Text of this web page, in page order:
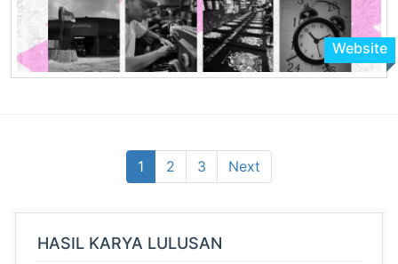
Website
1 2 3 Next
HASIL KARYA LULUSAN